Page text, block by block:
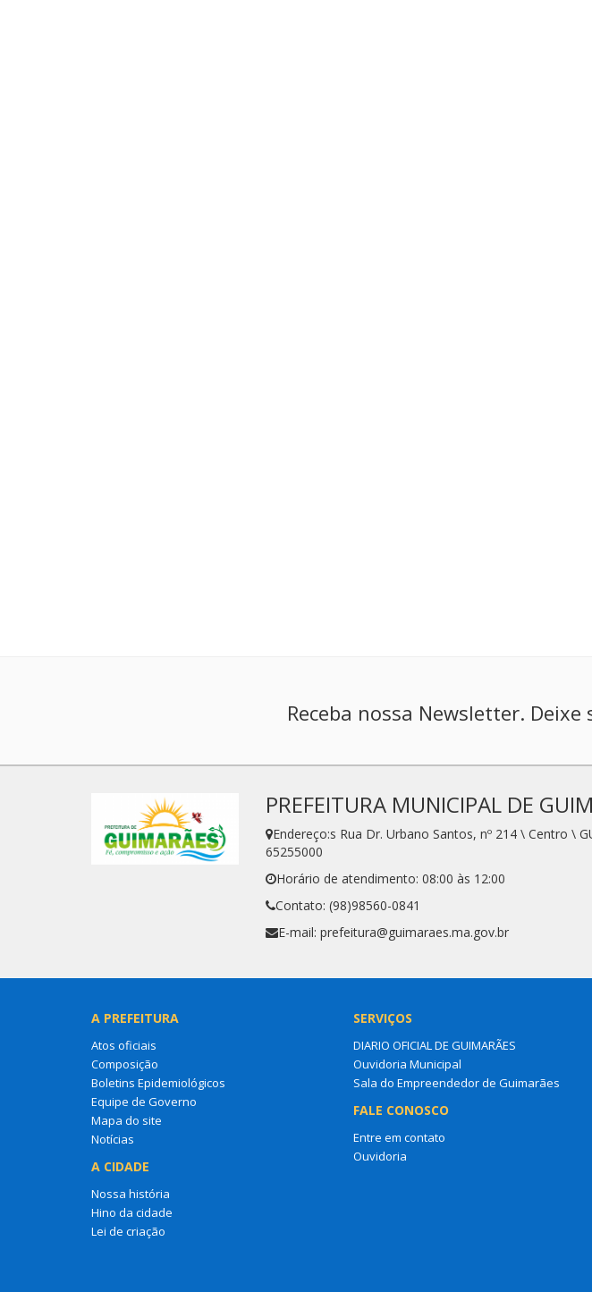
Receba nossa Newsletter. Deixe
PREFEITURA MUNICIPAL DE
Endereço:s Rua Dr. Urbano Santos, nº 214 \ Centro \
65255000
Horário de atendimento: 08:00 às 12:00
Contato: (98)98560-0841
E-mail: prefeitura@guimaraes.ma.gov.br
A PREFEITURA
Atos oficiais
Composição
Boletins Epidemiológicos
Equipe de Governo
Mapa do site
Notícias
A CIDADE
Nossa história
Hino da cidade
Lei de criação
SERVIÇOS
DIARIO OFICIAL DE GUIMARÃES
Ouvidoria Municipal
Sala do Empreendedor de Guimarães
FALE CONOSCO
Entre em contato
Ouvidoria